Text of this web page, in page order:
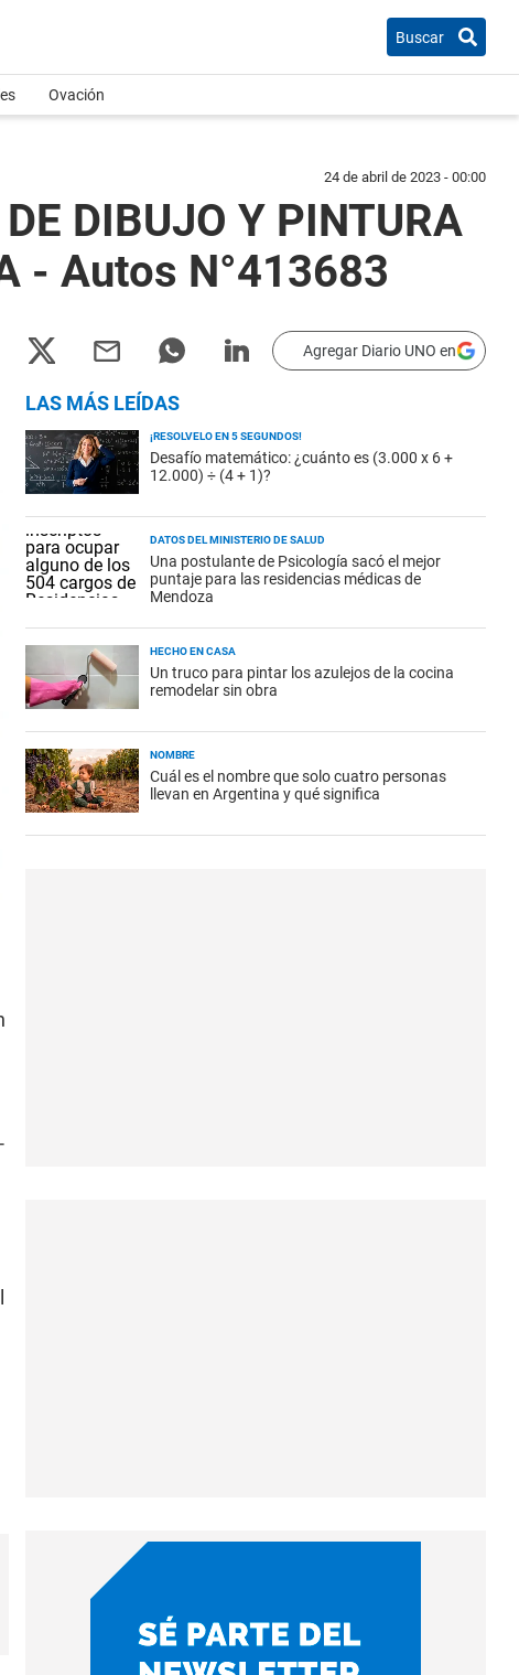
Buscar
Ovación
24 de abril de 2023 - 00:00
DIBUJO Y PINTURA
- Autos N°413683
Agregar Diario UNO en
LAS MÁS LEÍDAS
¡RESOLVELO EN 5 SEGUNDOS!
Desafío matemático: ¿cuánto es (3.000 x 6 +
12.000) ÷ (4 + 1)?
DATOS DEL MINISTERIO DE SALUD
Una postulante de Psicología sacó el mejor
puntaje para las residencias médicas de
Mendoza
HECHO EN CASA
Un truco para pintar los azulejos de la cocina
remodelar sin obra
NOMBRE
Cuál es el nombre que solo cuatro personas
llevan en Argentina y qué significa